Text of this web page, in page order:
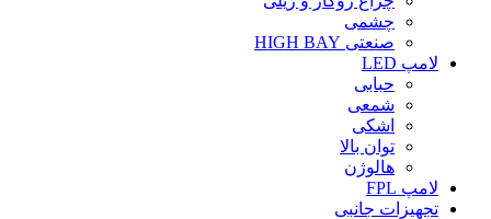
چشمی
صنعتی HIGH BAY
لامپ LED
حبابی
شمعی
اشکی
توان بالا
هالوژن
لامپ FPL
تجهیزات جانبی